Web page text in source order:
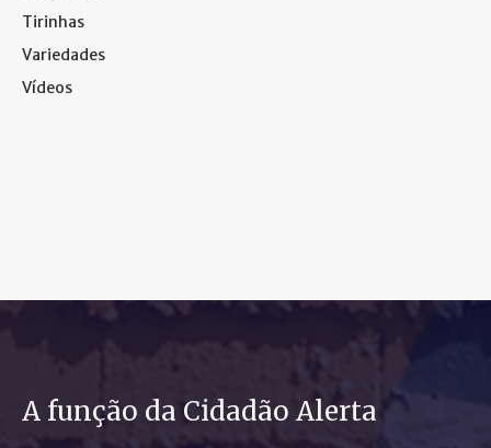
Tirinhas
Variedades
Vídeos
A função da Cidadão Alerta